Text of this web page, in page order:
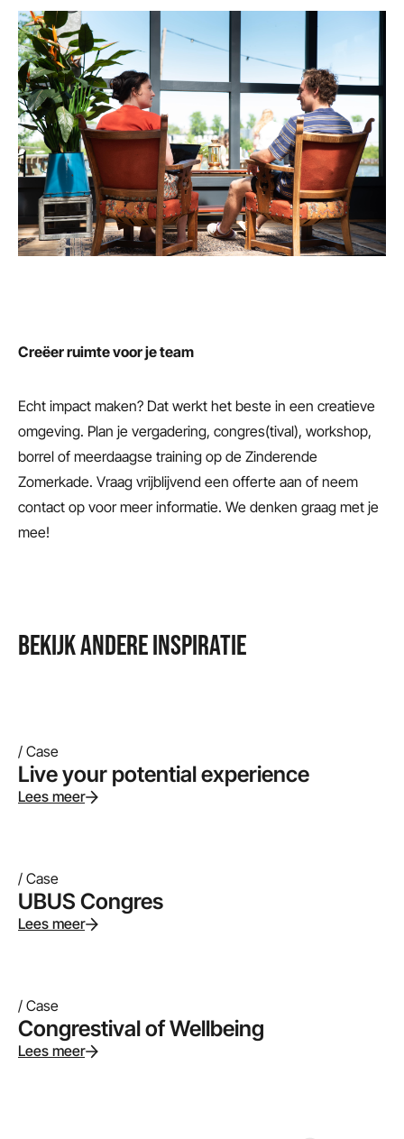
Creëer ruimte voor je team
Echt impact maken? Dat werkt het beste in een creatieve
omgeving. Plan je vergadering, congres(tival), workshop,
borrel of meerdaagse training op de Zinderende
Zomerkade. Vraag vrijblijvend een offerte aan of neem
contact op voor meer informatie. We denken graag met je
mee!
BEKIJK ANDERE INSPIRATIE
/ Case
Live your potential experience
Lees meer
/ Case
UBUS Congres
Lees meer
/ Case
Congrestival of Wellbeing
Lees meer